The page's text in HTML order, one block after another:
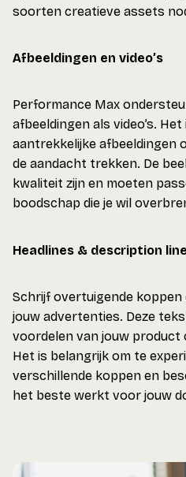
soorten creatieve assets
Afbeeldingen en video’s
Performance Max
afbeeldingen als video’s.
aantrekkelijke afbeeldingen
de aandacht trekken. De
kwaliteit zijn en moeten
boodschap die je wil
Headlines & description
Schrijf overtuigende
jouw advertenties. Deze
voordelen van jouw product
Het is belangrijk om te
verschillende koppen en
het beste werkt voor jouw